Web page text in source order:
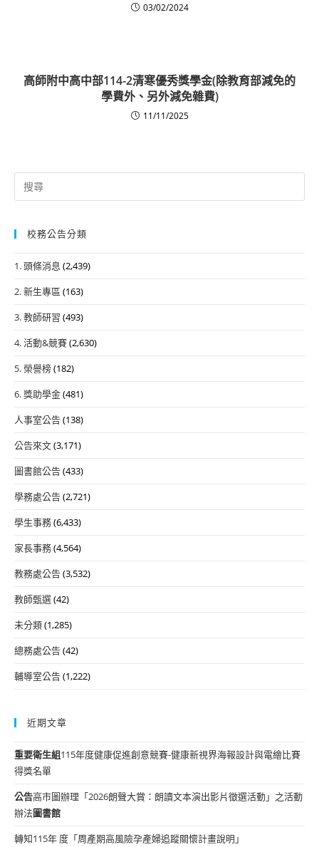
03/02/2024
高師附中高中部114-2清寒優秀獎學金(除教育部減免的
學費外、另外減免雜費)
11/11/2025
Search
for:
校務公告分類
1. 頭條消息 (2,439)
2. 新生專區 (163)
3. 教師研習 (493)
4. 活動&競賽(2,630)
5. 榮譽榜(182)
6. 獎助學金(481)
人事室公告(138)
公告來文(3,171)
圖書館公告(433)
學務處公告(2,721)
學生事務(6,433)
家長事務(4,564)
教務處公告(3,532)
教師甄選(42)
未分類(1,285)
總務處公告(42)
輔導室公告(1,222)
近期文章
重要衛生組115年度健康促進創意競賽-健康新視界海報設計與電繪比賽
得獎名單
公告高市圖辦理「2026朗聲大賞：朗讀文本演出影片徵選活動」之活動
辦法圖書館
轉知115年 度「周產期高風險孕產婦追蹤關懷計畫說明」